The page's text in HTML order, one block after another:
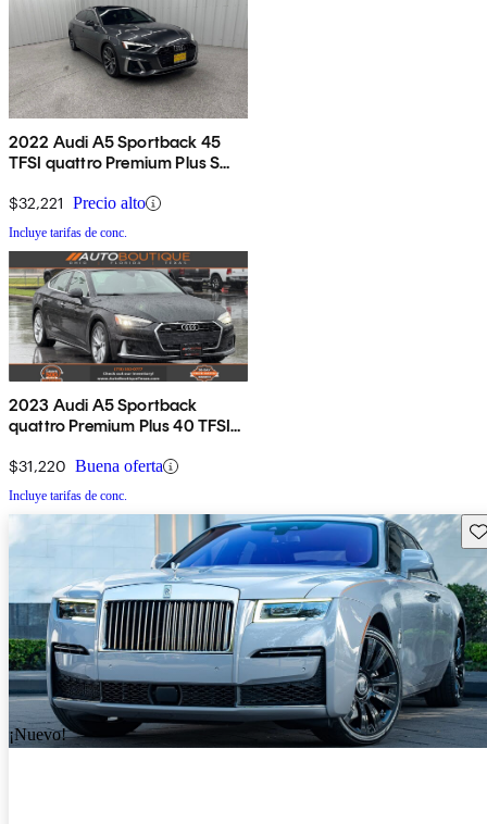
2022 Audi A5 Sportback 45
TFSI quattro Premium Plus S
$32,221 Precio alto
Incluye tarifas de conc.
2023 Audi A5 Sportback
quattro Premium Plus 40 TFSI
$31,220 Buena oferta
Incluye tarifas de conc.
¡Nuevo!